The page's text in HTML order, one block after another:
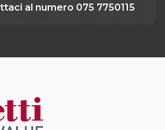
al numero 075 7750115